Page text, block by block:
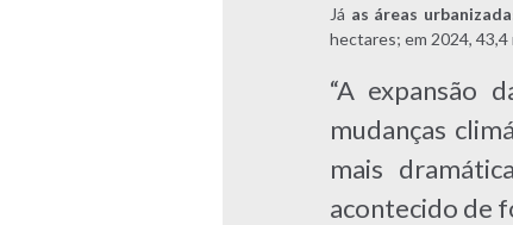
Já as áreas
hectares; em 2024,
“A expansão
mudanças
mais
acontecido de